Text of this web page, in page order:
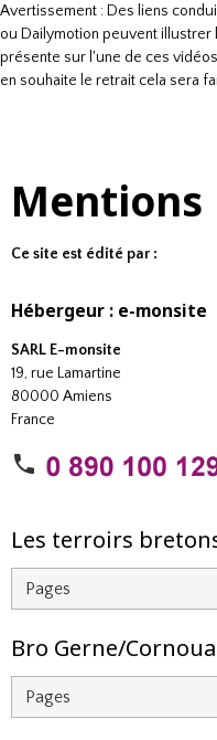
Avertissement : Des liens
ou Dailymotion peuvent
présente sur l'une de ces
en souhaite le retrait cela sera
Mentions
Ce site est édité par :
Hébergeur : e-monsite
SARL E-monsite
19, rue Lamartine
80000 Amiens
France
Les terroirs
Bro Gerne/